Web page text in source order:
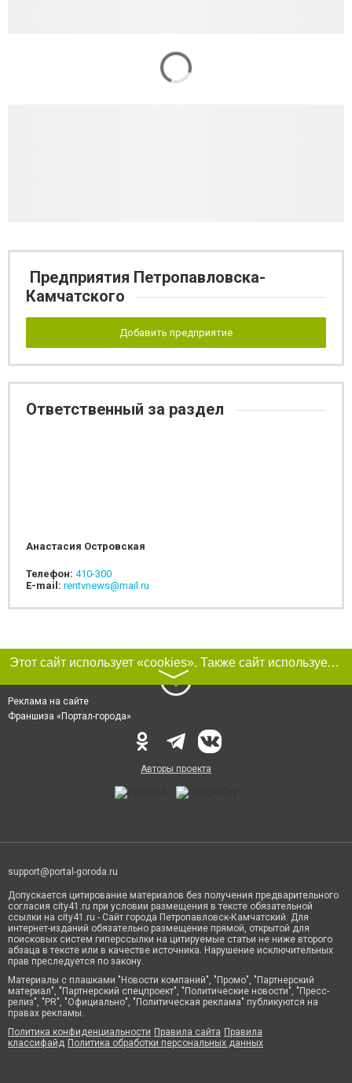
Предприятия Петропавловска-
Камчатского
Добавить предприятие
Ответственный за раздел
Анастасия Островская
Телефон: 410-300
E-mail: rentvnews@mail.ru
Этот сайт использует «cookies». Также сайт использует интернет-сервис для сбора технических данных касательно посетителей с целью получения маркетинговой и статистической информации. Условия обработки данных посетителей сайта см.
〉
Реклама на сайте
Франшиза «Портал-города»
Авторы проекта
support@portal-goroda.ru
Допускается цитирование материалов без получения предварительного
согласия city41.ru при условии размещения в тексте обязательной
ссылки на city41.ru - Сайт города Петропавловск-Камчатский. Для
интернет-изданий обязательно размещение прямой, открытой для
поисковых систем гиперссылки на цитируемые статьи не ниже второго
абзаца в тексте или в качестве источника. Нарушение исключительных
прав преследуется по закону.
Материалы с плашками "Новости компаний", "Промо", "Партнерский
материал", "Партнерский спецпроект", "Политические новости", "Пресс-
релиз", "PR", "Официально", "Политическая реклама" публикуются на
правах рекламы.
Политика конфиденциальности Правила сайта Правила
классифайд Политика обработки персональных данных